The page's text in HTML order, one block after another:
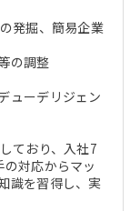
発掘、簡易企業
の調整
ューデリジェン
ており、入社7
対応からマッ
識を習得し、実